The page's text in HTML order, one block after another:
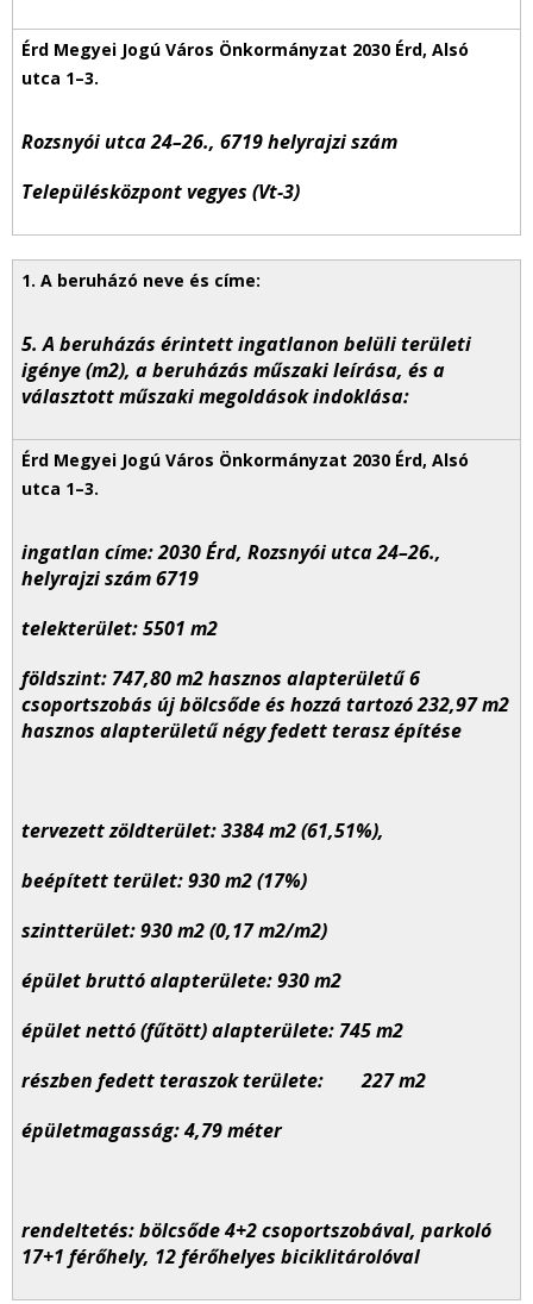
Rozsnyói utca 24–26., 6719 helyrajzi szám
Településközpont vegyes (Vt-3)
5. A beruházás érintett ingatlanon belüli területi
igénye (m2), a beruházás műszaki leírása, és a
választott műszaki megoldások indoklása:
ingatlan címe: 2030 Érd, Rozsnyói utca 24–26.,
helyrajzi szám 6719
telekterület: 5501 m2
földszint: 747,80 m2hasznos alapterületű 6
csoportszobás új bölcsőde és hozzá tartozó 232,97 m2
hasznos alapterületű négy fedett terasz építése
tervezett zöldterület: 3384 m2(61,51%),
beépített terület: 930 m2(17%)
szintterület: 930 m2(0,17 m2/m2)
épület bruttó alapterülete: 930 m2
épület nettó (fűtött) alapterülete: 745 m2
részben fedett teraszok területe: 227 m2
épületmagasság: 4,79 méter
rendeltetés: bölcsőde 4+2 csoportszobával, parkoló
17+1 férőhely, 12 férőhelyes biciklitárolóval